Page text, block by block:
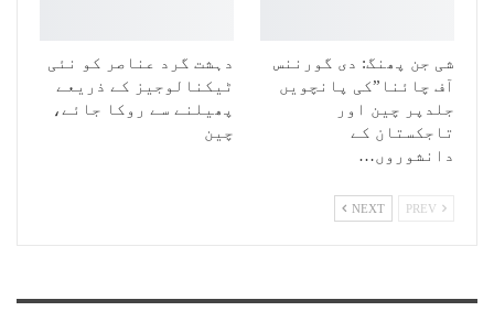
شی جن پھنگ: دی گورننس
آف چائنا”کی پانچویں
جلدپر چین اور
تاجکستان کے
دانشوروں…
دہشت گرد عناصر کو نئی
ٹیکنالوجیز کے ذریعے
پھیلنے سے روکا جائے،
چین
NEXT